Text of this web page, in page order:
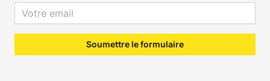
Email address
Soumettre le formulaire